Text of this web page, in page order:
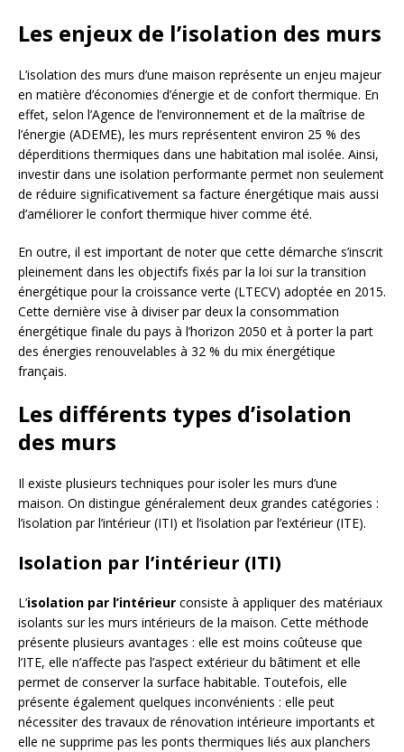
Les enjeux de l’isolation des murs
L’isolation des murs d’une maison représente un enjeu majeur
en matière d’économies d’énergie et de confort thermique. En
effet, selon l’Agence de l’environnement et de la maîtrise de
l’énergie (ADEME), les murs représentent environ 25 % des
déperditions thermiques dans une habitation mal isolée. Ainsi,
investir dans une isolation performante permet non seulement
de réduire significativement sa facture énergétique mais aussi
d’améliorer le confort thermique hiver comme été.
En outre, il est important de noter que cette démarche s’inscrit
pleinement dans les objectifs fixés par la loi sur la transition
énergétique pour la croissance verte (LTECV) adoptée en 2015.
Cette dernière vise à diviser par deux la consommation
énergétique finale du pays à l’horizon 2050 et à porter la part
des énergies renouvelables à 32 % du mix énergétique
français.
Les différents types d’isolation
des murs
Il existe plusieurs techniques pour isoler les murs d’une
maison. On distingue généralement deux grandes catégories :
l’isolation par l’intérieur (ITI) et l’isolation par l’extérieur (ITE).
Isolation par l’intérieur (ITI)
L’isolation par l’intérieur consiste à appliquer des matériaux
isolants sur les murs intérieurs de la maison. Cette méthode
présente plusieurs avantages : elle est moins coûteuse que
l’ITE, elle n’affecte pas l’aspect extérieur du bâtiment et elle
permet de conserver la surface habitable. Toutefois, elle
présente également quelques inconvénients : elle peut
nécessiter des travaux de rénovation intérieure importants et
elle ne supprime pas les ponts thermiques liés aux planchers